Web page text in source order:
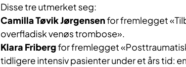
Disse tre utmerket seg:
Camilla Tøvik Jørgensenfor fremlegget
overfladisk venøs trombose».
Klara Fribergfor fremlegget
tidligere intensiv pasienter under et års tid: